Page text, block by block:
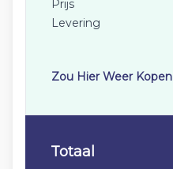
Prijs
Levering
Zou Hier Weer Kopen
Totaal